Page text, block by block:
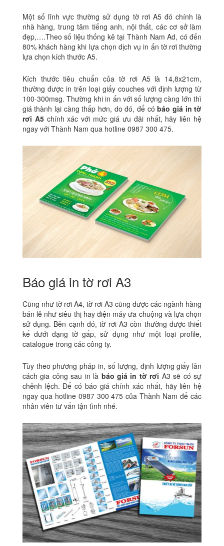
Một số lĩnh vực thường sử dụng tờ rơi A5 đó chính là
nhà hàng, trung tâm tiếng anh, nội thất, các cơ sở làm
đẹp,….Theo số liệu thống kê tại Thành Nam Ad, có đến
80% khách hàng khi lựa chọn dịch vụ in ấn tờ rơi thường
lựa chọn kích thước A5.
Kích thước tiêu chuẩn của tờ rơi A5 là 14,8x21cm,
thường được in trên loại giấy couches với định lượng từ
100-300msg. Thường khi in ấn với số lượng càng lớn thì
giá thành lại càng thấp hơn, do đó, để có báo giá in tờ
rơi A5chính xác với mức giá ưu đãi nhất, hãy liên hệ
ngay với Thành Nam qua hotline 0987 300 475.
Báo giá in tờ rơi A3
Cũng như tờ rơi A4, tờ rơi A3 cũng được các ngành hàng
bán lẻ như siêu thị hay điện máy ưa chuộng và lựa chọn
sử dụng. Bên cạnh đó, tờ rơi A3 còn thường được thiết
kế dưới dạng tờ gấp, sử dụng như một loại profile,
catalogue trong các công ty.
Tùy theo phương pháp in, số lượng, định lượng giấy lẫn
cách gia công sau in là báo giá in tờ rơi A3 sẽ có sự
chênh lệch. Để có báo giá chính xác nhất, hãy liên hệ
ngay qua hotline 0987 300 475 của Thành Nam để các
nhân viên tư vấn tận tình nhé.